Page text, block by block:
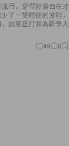
行，穿得舒適自在才
了一雙輕便的波鞋，
如果正打算為新季入
49 0